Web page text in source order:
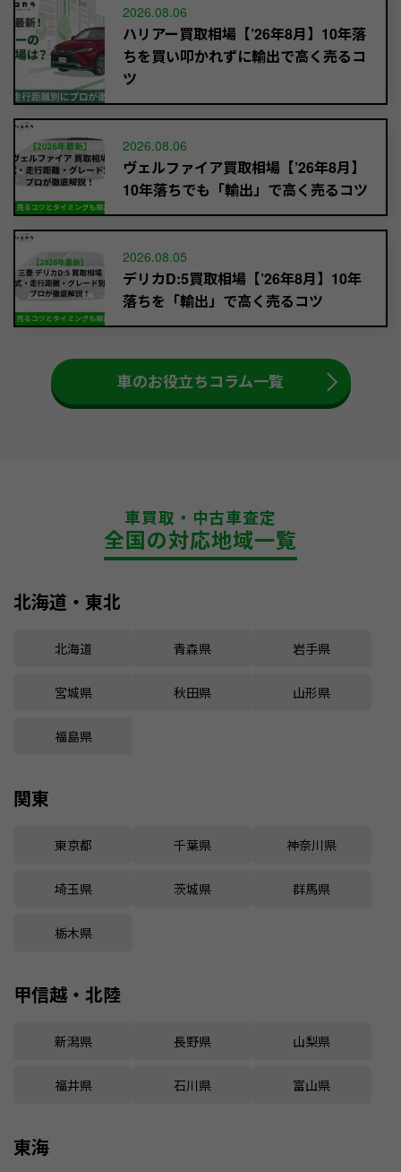
2026.08.06
ハリアー買取相場【’26年8月】10年落
ちを買い叩かれずに輸出で高く売るコ
ツ
2026.08.06
ヴェルファイア買取相場【’26年8月】
10年落ちでも「輸出」で高く売るコツ
2026.08.05
デリカD:5買取相場【’26年8月】10年
落ちを「輸出」で高く売るコツ
車のお役立ちコラム一覧
車買取・中古車査定
全国の対応地域一覧
北海道・東北
北海道 青森県 岩手県
宮城県 秋田県 山形県
福島県
関東
東京都 千葉県 神奈川県
埼玉県 茨城県 群馬県
栃木県
甲信越・北陸
新潟県 長野県 山梨県
福井県 石川県 富山県
東海